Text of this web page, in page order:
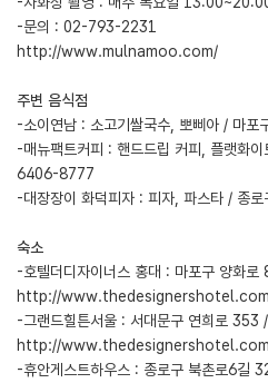
-문의 : 02-793-2231
http://www.mulnamoo.com/
주변 음식점
-소이연남 : 소고기쌀국수, 뽀삐아 / 마
-매뉴팩트커피 : 핸드드립 커피, 플랫화
6406-8777
-대장장이 화덕피자 : 피자, 파스타 /
숙소
-호텔더디자이너스 홍대 : 마포구 양화
http://
-그랜드힐튼서울 : 서대문구 연희로
http://
-휴안게스트하우스 : 종로구 북촌로6